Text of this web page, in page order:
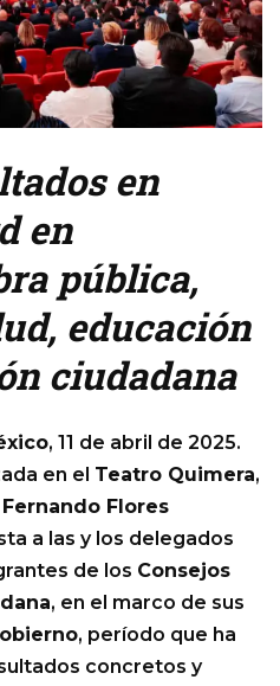
en
en
pública,
educación
ciudadana
, 11 de abril de 2025.
en el Teatro Quimera,
Fernando Flores
a las y los delegados
de los Consejos
, en el marco de sus
, período que ha
concretos y